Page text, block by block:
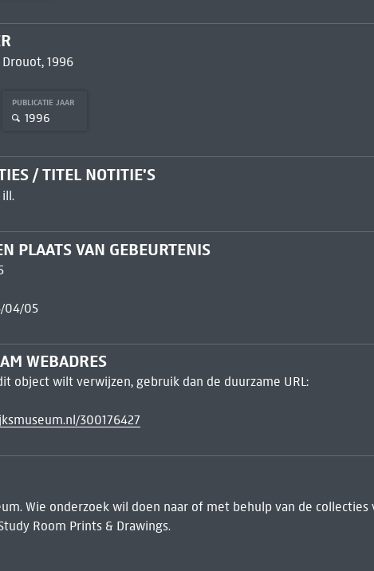
Drouot, 1996
PUBLICATIE JAAR
1996
/ TITEL NOTITIE'S
ill.
PLAATS VAN GEBEURTENIS
04/05
WEBADRES
object wilt verwijzen, gebruik dan de duurzame URL:
300176427
Wie onderzoek wil doen naar of met behulp van de collecties
Room Prints & Drawings.